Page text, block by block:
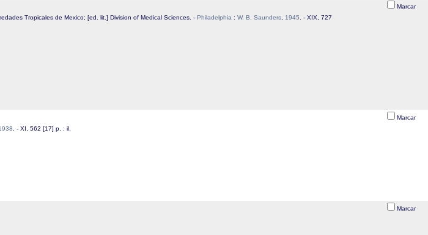
Tropicales de Mexico; [ed. lit.] Division of Medical Sciences. - Philadelphia : W. B. Saunders 1945 . - XIX, 727
Marcar
. - XI, 562 [17] p. : il.
Marcar
Marcar